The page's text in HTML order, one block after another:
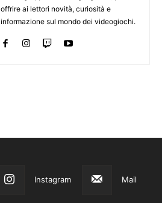
offrire ai lettori novità, curiosità e
informazione sul mondo dei videogiochi.
Instagram Mail